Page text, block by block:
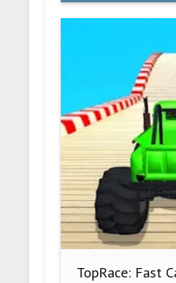
TopRace: Fast